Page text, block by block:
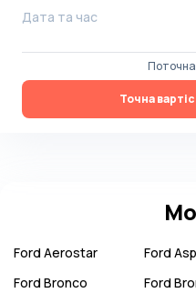
Дата та час
Точна
Ford Aerostar Ford
Ford Bronco Ford